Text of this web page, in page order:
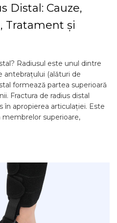
Distal: Cauze,
Tratament și
Radiusul este unul dintre
antebrațului (alături de
formează partea superioară
Fractura de radius distal
în apropierea articulației. Este
superioare,